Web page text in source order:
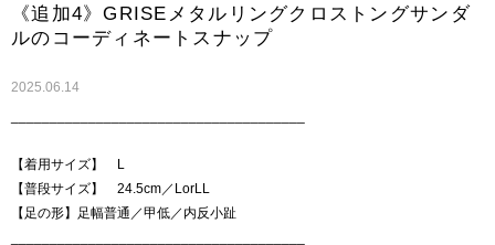
《追加4》GRISEメタルリングクロストングサンダ
ルのコーディネートスナップ
2025.06.14
【着用サイズ】 L
【普段サイズ】 24.5cm／LorLL
【足の形】足幅普通／甲低／内反小趾